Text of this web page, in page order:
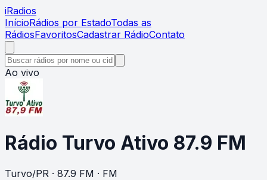
iRadios
InícioRádios por EstadoTodas as
RádiosFavoritosCadastrar RádioContato
Ao vivo
Rádio Turvo Ativo 87.9 FM
Turvo/PR · 87.9 FM · FM